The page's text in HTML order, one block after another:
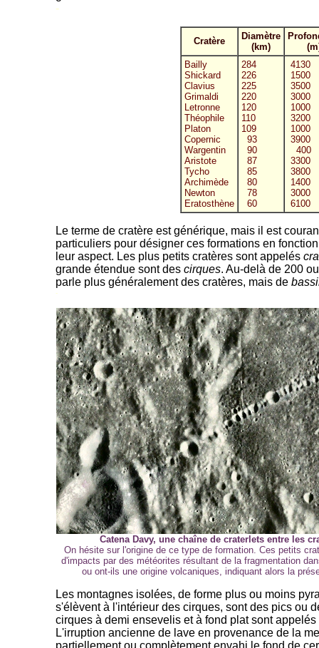
-
Cratère
Diamètre
(km)
Bailly
Shickard
Clavius
Grimaldi
Letronne
Théophile
Platon
Copernic
Wargentin
Aristote
Tycho
Archimède
Newton
Eratosthène
284
226
225
220
120
110
109
93
90
87
85
80
78
60
4130
1500
3500
3000
1000
3200
1000
3900
400
3300
3800
1400
3000
6100
Le terme de cratère est générique, mais il est
particuliers pour désigner ces formations en
leur aspect. Les plus petits cratères sont appelés
grande étendue sont des cirques. Au-delà de 200
parle plus généralement des cratères, mais de
-
Catena Davy, une chaîne de craterlets entre les
On hésite sur l'origine de ce type de formation. Ces petits
d'impacts par des météorites résultant de la fragmentation
ou ont-ils une origine volcaniques, indiquant alors la
Les montagnes isolées, de forme plus ou moins
s'élèvent à l'intérieur des cirques, sont des pics ou
cirques à demi ensevelis et à fond plat sont
L'irruption ancienne de lave en provenance de la